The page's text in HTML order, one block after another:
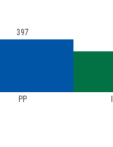
PP
397